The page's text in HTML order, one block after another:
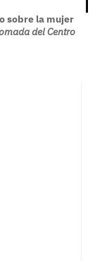
sobre la mujer
del Centro